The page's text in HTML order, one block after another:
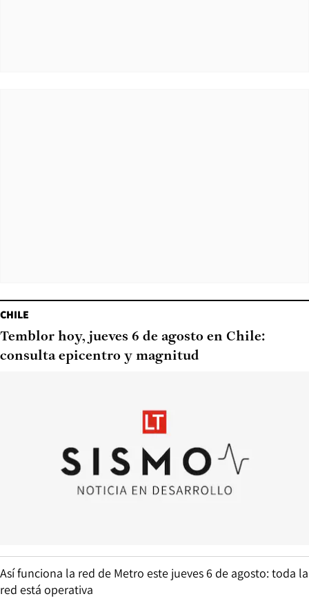
CHILE
Temblor hoy, jueves 6 de agosto en Chile:
consulta epicentro y magnitud
Así funciona la red de Metro este jueves 6 de agosto: toda la
red está operativa